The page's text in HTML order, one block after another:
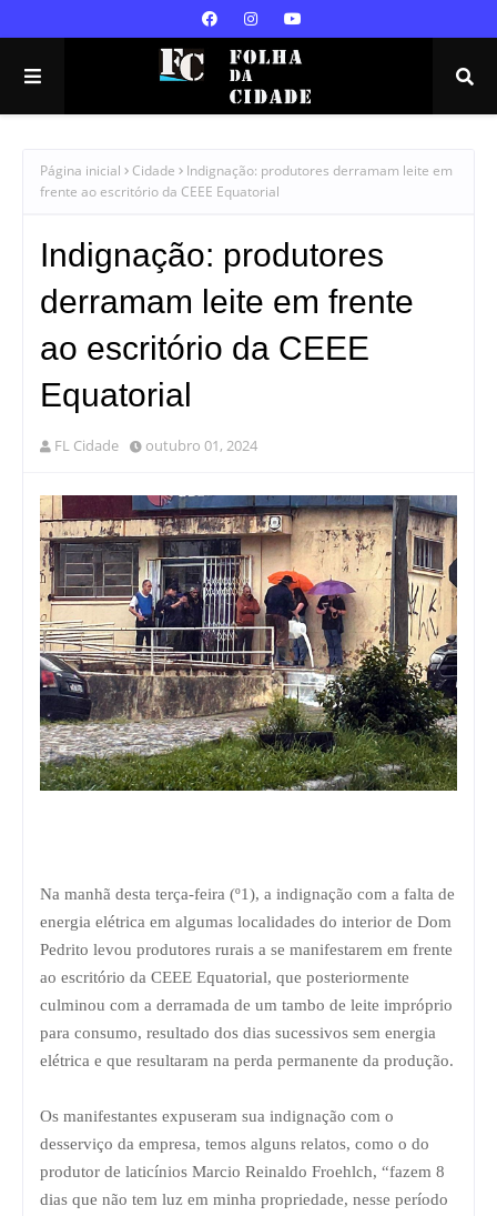
Página inicial Cidade
Indignação: produtores derramam leite em
frente ao escritório da CEEE Equatorial
Indignação: produtores
derramam leite em frente
ao escritório da CEEE
Equatorial
FL Cidade outubro 01, 2024
Na manhã desta terça-feira (º1), a indignação com a falta de
energia elétrica em algumas localidades do interior de Dom
Pedrito levou produtores rurais a se manifestarem em frente
ao escritório da CEEE Equatorial, que posteriormente
culminou com a derramada de um tambo de leite impróprio
para consumo, resultado dos dias sucessivos sem energia
elétrica e que resultaram na perda permanente da produção.
Os manifestantes expuseram sua indignação com o
desserviço da empresa, temos alguns relatos, como o do
produtor de laticínios Marcio Reinaldo Froehlch, “fazem 8
dias que não tem luz em minha propriedade, nesse período